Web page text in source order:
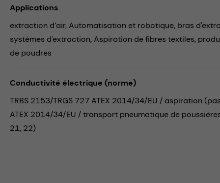
Applications
extraction d’air,Automatisation et robotique, bras
systèmes d'extraction,Aspiration de fibres textiles,
de poudres
Conductivité électrique (norme)
TRBS 2153/TRGS 727 ATEX 2014/34/EU / aspiration
ATEX 2014/34/EU / transport pneumatique de
21, 22)